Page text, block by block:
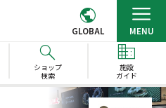
GLOBAL MENU
ショップ
検索
施設
ガイド